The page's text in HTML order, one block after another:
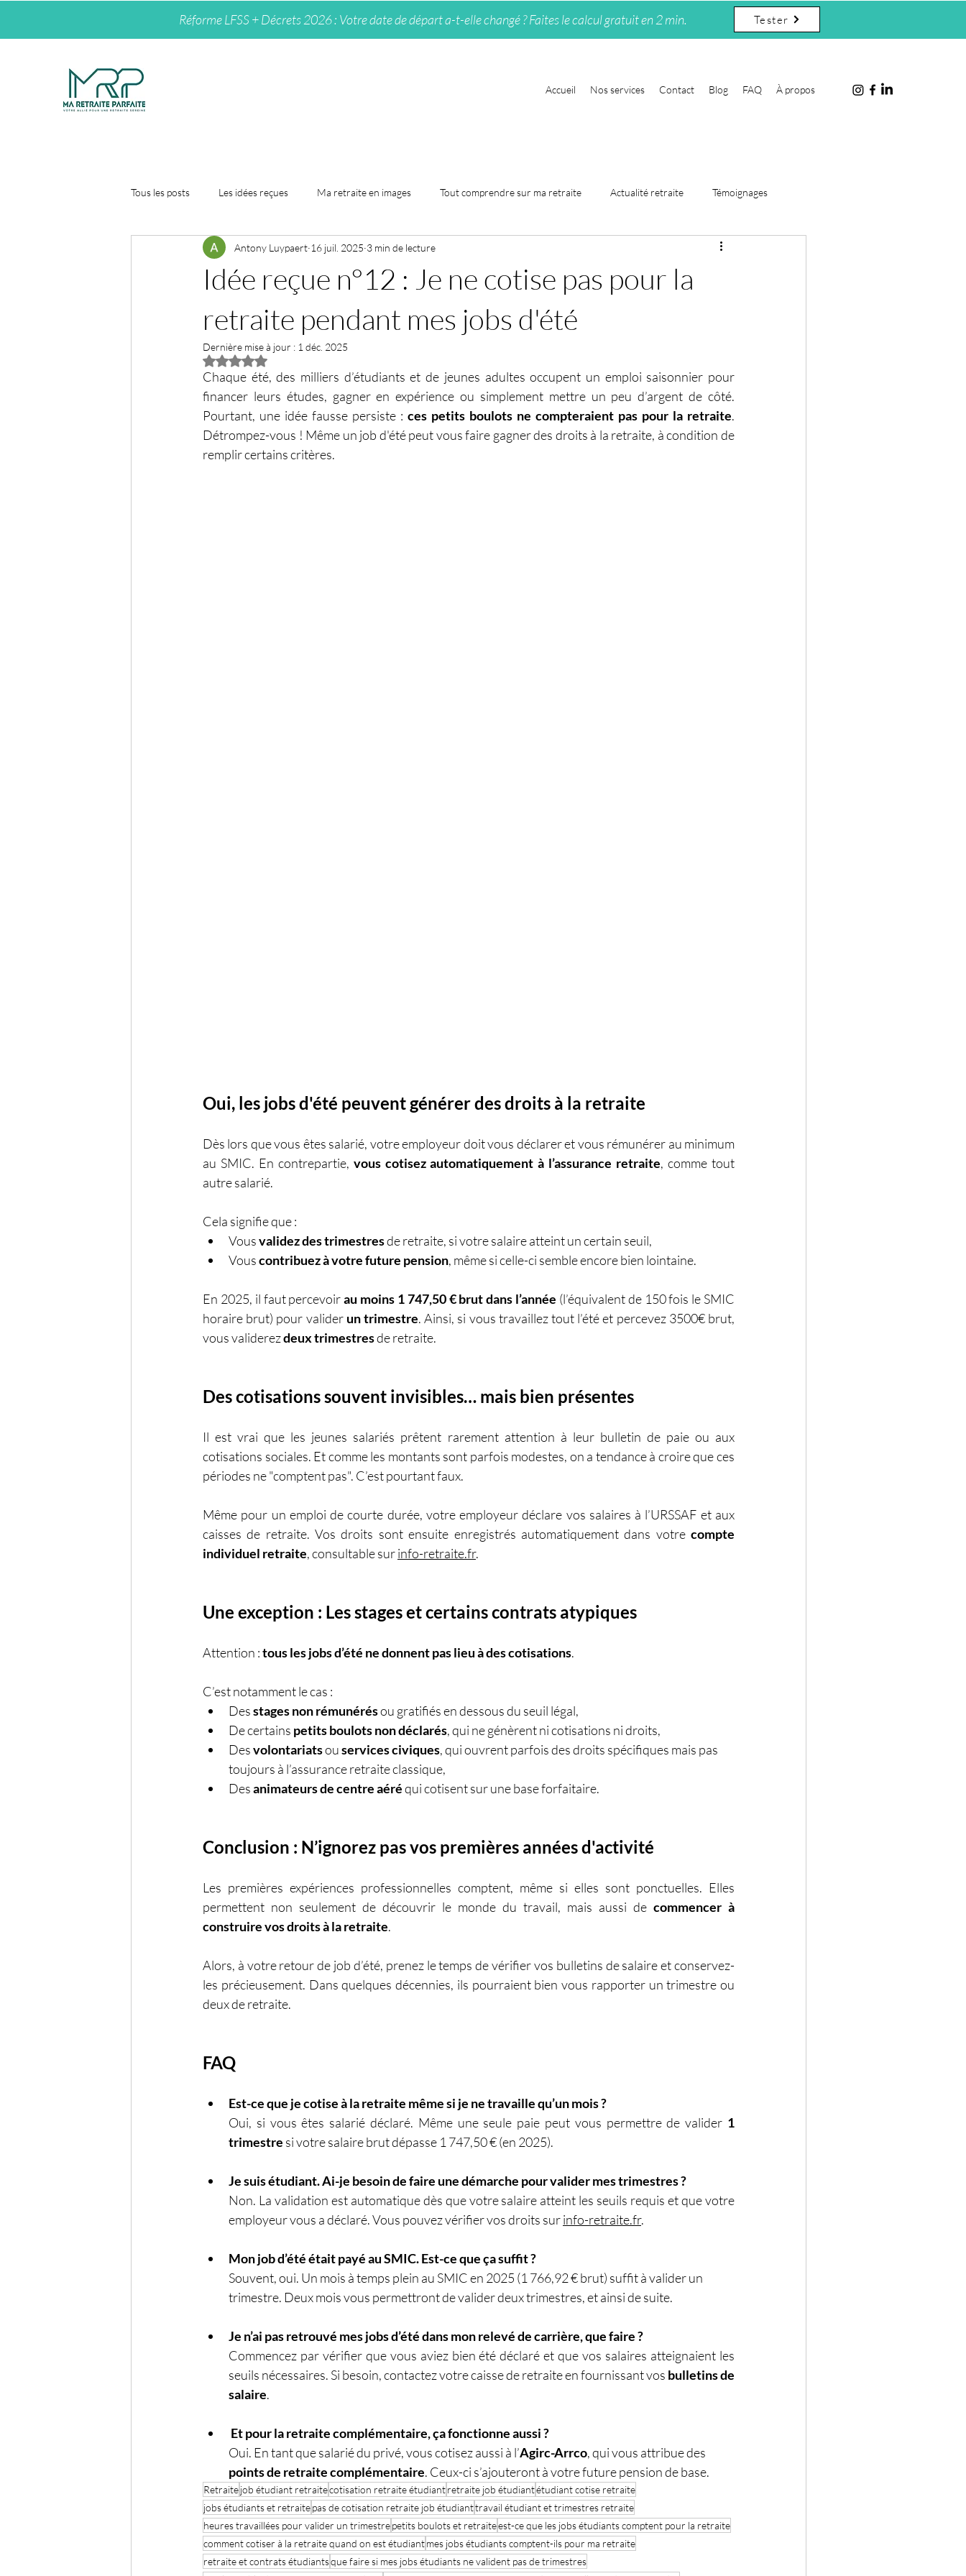
Réforme LFSS + Décrets 2026 : Votre date de départ a-t-elle changé ? Faites le calcul gratuit en 2 min. Tester
Accueil Nos services Contact Blog FAQ À propos
Tous les posts Les idées reçues Ma retraite en images Tout comprendre sur ma retraite Actualité retraite Témoignages
Idée reçue n°12 : Je ne cotise pas pour la
retraite pendant mes jobs d'été
Antony Luypaert 16 juil. 2025 3 min de lecture
Dernière mise à jour : 1 déc. 2025
Noté NaN étoiles sur 5.
Chaque été, des milliers d’étudiants et de jeunes adultes occupent un emploi saisonnier pour
financer leurs études, gagner en expérience ou simplement mettre un peu d’argent de côté.
Pourtant, une idée fausse persiste : ces petits boulots ne compteraient pas pour la retraite.
Détrompez-vous ! Même un job d'été peut vous faire gagner des droits à la retraite, à condition de
remplir certains critères.
Oui, les jobs d'été peuvent générer des droits à la retraite
Dès lors que vous êtes salarié, votre employeur doit vous déclarer et vous rémunérer au minimum
au SMIC. En contrepartie, vous cotisez automatiquement à l’assurance retraite, comme tout
autre salarié.
Cela signifie que :
Vous validez des trimestres de retraite, si votre salaire atteint un certain seuil,
Vous contribuez à votre future pension, même si celle-ci semble encore bien lointaine.
En 2025, il faut percevoir au moins 1 747,50 € brut dans l’année (l’équivalent de 150 fois le SMIC
horaire brut) pour valider un trimestre. Ainsi, si vous travaillez tout l’été et percevez 3500€ brut,
vous validerez deux trimestres de retraite.
Des cotisations souvent invisibles… mais bien présentes
Il est vrai que les jeunes salariés prêtent rarement attention à leur bulletin de paie ou aux
cotisations sociales. Et comme les montants sont parfois modestes, on a tendance à croire que ces
périodes ne "comptent pas". C’est pourtant faux.
Même pour un emploi de courte durée, votre employeur déclare vos salaires à l’URSSAF et aux
caisses de retraite. Vos droits sont ensuite enregistrés automatiquement dans votre compte
individuel retraite, consultable sur info-retraite.fr.
Une exception : Les stages et certains contrats atypiques
Attention : tous les jobs d’été ne donnent pas lieu à des cotisations.
C’est notamment le cas :
Des stages non rémunérés ou gratifiés en dessous du seuil légal,
De certains petits boulots non déclarés, qui ne génèrent ni cotisations ni droits,
Des volontariats ou services civiques, qui ouvrent parfois des droits spécifiques mais pas
toujours à l’assurance retraite classique,
Des animateurs de centre aéré qui cotisent sur une base forfaitaire.
Conclusion : N’ignorez pas vos premières années d'activité
Les premières expériences professionnelles comptent, même si elles sont ponctuelles. Elles
permettent non seulement de découvrir le monde du travail, mais aussi de commencer à
construire vos droits à la retraite.
Alors, à votre retour de job d’été, prenez le temps de vérifier vos bulletins de salaire et conservez-
les précieusement. Dans quelques décennies, ils pourraient bien vous rapporter un trimestre ou
deux de retraite.
FAQ
Est-ce que je cotise à la retraite même si je ne travaille qu’un mois ?
Oui, si vous êtes salarié déclaré. Même une seule paie peut vous permettre de valider 1
trimestre si votre salaire brut dépasse 1 747,50 € (en 2025).
Je suis étudiant. Ai-je besoin de faire une démarche pour valider mes trimestres ?
Non. La validation est automatique dès que votre salaire atteint les seuils requis et que votre
employeur vous a déclaré. Vous pouvez vérifier vos droits sur info-retraite.fr.
Mon job d’été était payé au SMIC. Est-ce que ça suffit ?
Souvent, oui. Un mois à temps plein au SMIC en 2025 (1 766,92 € brut) suffit à valider un
trimestre. Deux mois vous permettront de valider deux trimestres, et ainsi de suite.
Je n’ai pas retrouvé mes jobs d’été dans mon relevé de carrière, que faire ?
Commencez par vérifier que vous aviez bien été déclaré et que vos salaires atteignaient les
seuils nécessaires. Si besoin, contactez votre caisse de retraite en fournissant vos bulletins de
salaire.
Et pour la retraite complémentaire, ça fonctionne aussi ?
Oui. En tant que salarié du privé, vous cotisez aussi à l’Agirc-Arrco, qui vous attribue des
points de retraite complémentaire. Ceux-ci s’ajouteront à votre future pension de base.
Retraitejob étudiant retraitecotisation retraite étudiantretraite job étudiantétudiant cotise retraite
jobs étudiants et retraitepas de cotisation retraite job étudianttravail étudiant et trimestres retraite
heures travaillées pour valider un trimestrepetits boulots et retraiteest-ce que les jobs étudiants comptent pour la retraite
comment cotiser à la retraite quand on est étudiantmes jobs étudiants comptent-ils pour ma retraite
retraite et contrats étudiantsque faire si mes jobs étudiants ne valident pas de trimestres